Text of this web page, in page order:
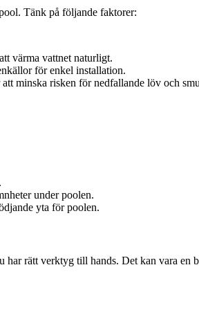
Tänk på följande faktorer:
värma vattnet naturligt.
för enkel installation.
minska risken för nedfallande löv och
under poolen.
yta för poolen.
rätt verktyg till hands. Det kan vara